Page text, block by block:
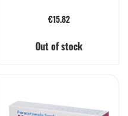
€15.82
Out of stock